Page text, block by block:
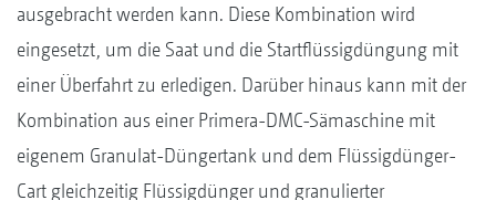
ausgebracht werden kann. Diese Kombination wird
eingesetzt, um die Saat und die Startflüssigdüngung mit
einer Überfahrt zu erledigen. Darüber hinaus kann mit der
Kombination aus einer Primera-DMC-Sämaschine mit
eigenem Granulat-Düngertank und dem Flüssigdünger-
Cart gleichzeitig Flüssigdünger und granulierter